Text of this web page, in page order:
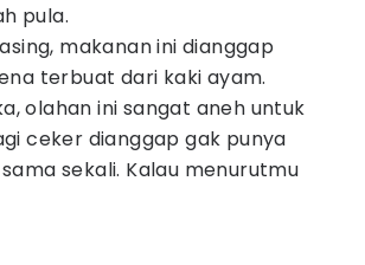
pula.
makanan ini dianggap
terbuat dari kaki ayam.
olahan ini sangat aneh untuk
ceker dianggap gak punya
sekali. Kalau menurutmu